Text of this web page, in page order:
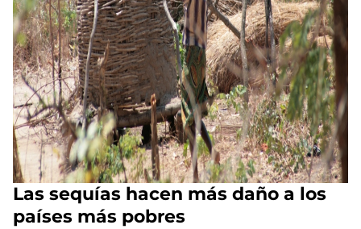
Las sequías hacen más daño a los
países más pobres